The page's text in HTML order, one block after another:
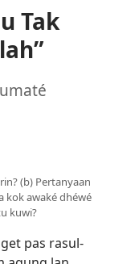
Tak
(b) Pertanyaan
kok awaké dhéwé
kuwi?
pas rasul-